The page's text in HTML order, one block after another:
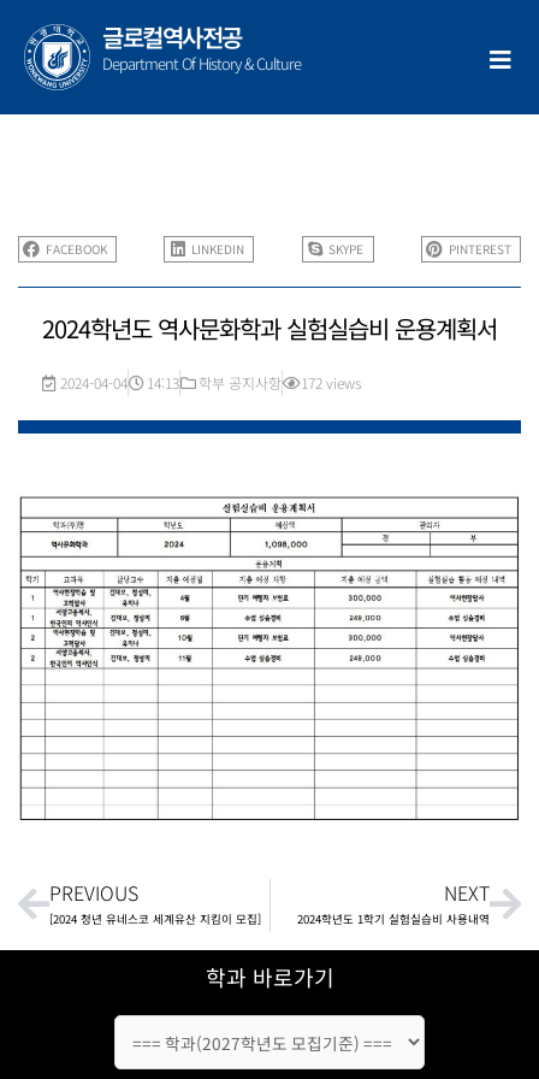
건
글로컬역사전공
Department Of History & Culture
FACEBOOK LINKEDIN SKYPE PINTEREST
2024학년도 역사문화학과 실험실습비 운용계획서
2024-04-04 14:13 학부 공지사항 172 views
Prev
PREVIOUS
[2024 청년 유네스코 세계유산 지킴이 모집]
NEXT
2024학년도 1학기 실험실습비 사용내역
학과 바로가기